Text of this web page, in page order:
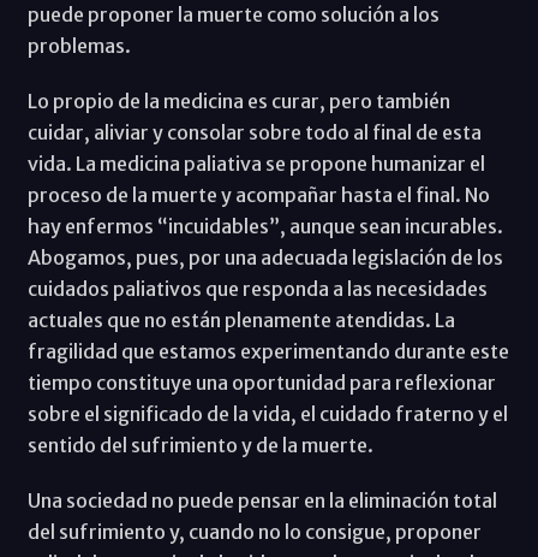
puede proponer la muerte como solución a los
problemas.
Lo propio de la medicina es curar, pero también
cuidar, aliviar y consolar sobre todo al final de esta
vida. La medicina paliativa se propone humanizar el
proceso de la muerte y acompañar hasta el final. No
hay enfermos “incuidables”, aunque sean incurables.
Abogamos, pues, por una adecuada legislación de los
cuidados paliativos que responda a las necesidades
actuales que no están plenamente atendidas. La
fragilidad que estamos experimentando durante este
tiempo constituye una oportunidad para reflexionar
sobre el significado de la vida, el cuidado fraterno y el
sentido del sufrimiento y de la muerte.
Una sociedad no puede pensar en la eliminación total
del sufrimiento y, cuando no lo consigue, proponer